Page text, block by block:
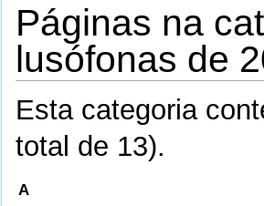
Páginas na
lusófonas de
Esta categoria
total de 13).
A